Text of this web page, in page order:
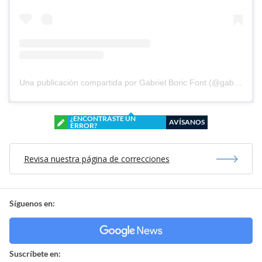
Una publicación compartida por Gabriel Boric Font (@gabrielboric)
¿ENCONTRASTE UN
ERROR?
AVÍSANOS
Revisa nuestra página de correcciones
Síguenos en:
Suscríbete en: